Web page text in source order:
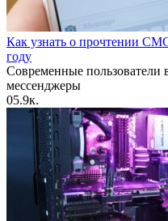
Как узнать о прочтении
году
Современные пользователи
мессенджеры
05.9к.